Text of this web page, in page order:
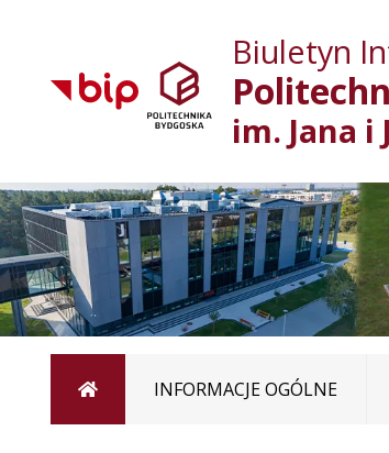
Biuletyn
im. Jana i
Strona głównaINFORMACJE OGÓLNE